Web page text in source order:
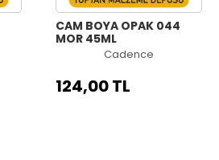
CAM BOYA OPAK 044
MOR 45ML
Cadence
124,00 TL